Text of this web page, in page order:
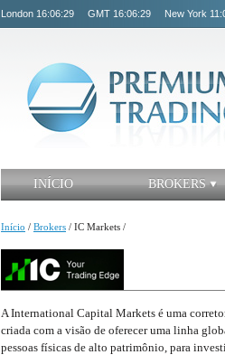
London 16:06:29 GMT 16:06:29 New York
INÍCIO BROKERS
Início / Brokers / IC Markets /
A International Capital Markets é uma
criada com a visão de oferecer uma linha
pessoas físicas de alto patrimônio, para